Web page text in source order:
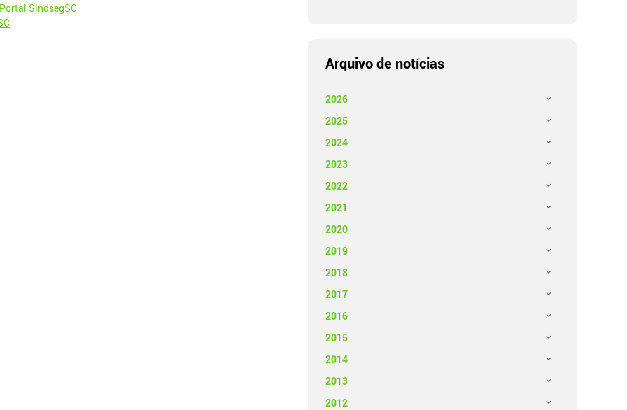
SindsegSC
Arquivo de notícias
2026
2025
2024
2023
2022
2021
2020
2019
2018
2017
2016
2015
2014
2013
2012